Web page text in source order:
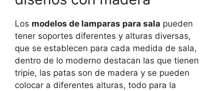
Los modelos de lamparas para sala pueden
tener soportes diferentes y alturas diversas,
que se establecen para cada medida de sala,
dentro de lo moderno destacan las que tienen
tripie, las patas son de madera y se pueden
colocar a diferentes alturas, todo para la